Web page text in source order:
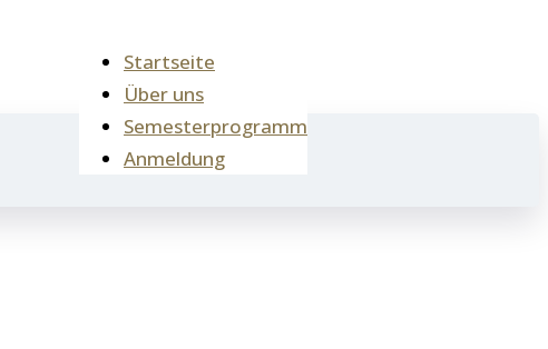
Startseite
Über uns
Semesterprogramm
Anmeldung